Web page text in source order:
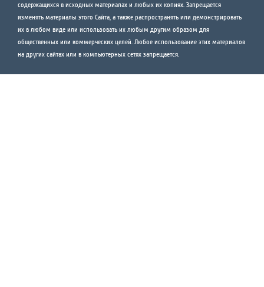
содержащихся в исходных материалах и любых их копиях. Запрещается
изменять материалы этого Сайта, а также распространять или демонстрировать
их в любом виде или использовать их любым другим образом для
общественных или коммерческих целей. Любое использование этих материалов
на других сайтах или в компьютерных сетях запрещается.